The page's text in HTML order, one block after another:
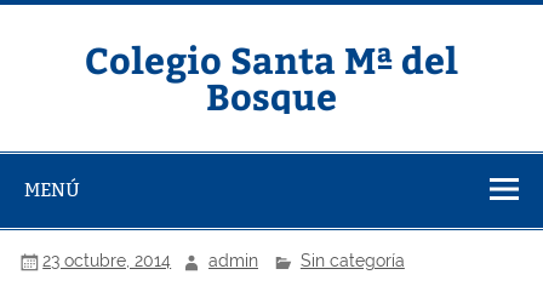
Saltar
Colegio Santa Mª del
Bosque
MENÚ
23 octubre, 2014 admin Sin categoría